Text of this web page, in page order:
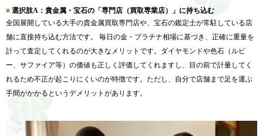
選択肢A：貴金属・宝石の「専門店（買取専業店）」に持ち込む
全国展開している大手の貴金属買取専門店や、宝石の鑑定士が常駐している店
舗に直接持ち込む方法です。 毎日の金・プラチナ相場に基づき、正確に重量を
計って査定してくれるのが大きなメリットです。ダイヤモンドや色石（ルビ
ー、サファイア等）の価値も正しく評価してくれますし、目の前で計量してく
れるため不正が起こりにくいのが特徴です。ただし、自分で店舗まで足を運ぶ
手間がかかるというデメリットがあります。